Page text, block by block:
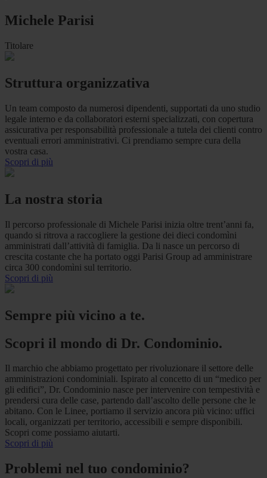
Michele Parisi
Titolare
Struttura organizzativa
Un team composto da numerosi dipendenti, supportati da uno studio
legale interno e da collaboratori esterni specializzati, con copertura
assicurativa per responsabilità professionale a tutela dei clienti contro
eventuali errori amministrativi. Ci prendiamo sempre cura della
vostra casa.
Scopri di più
La nostra storia
Il percorso professionale di Michele Parisi inizia oltre trent’anni fa,
quando si ritrova a raccogliere la gestione dei dieci condomìni
amministrati dall’attività di famiglia. Da li nasce un percorso di
crescita costante che ha portato oggi Parisi Group ad amministrare
circa 300 condomìni sul territorio.
Scopri di più
Sempre più vicino a te.
Scopri il mondo di Dr. Condominio.
Il marchio che abbiamo progettato per rivoluzionare il settore delle
amministrazioni condominiali. Ispirato al concetto di un “medico per
gli edifici”, Dr. Condominio nasce per intervenire con tempestività e
prendersi cura delle case, partendo dall’ascolto delle persone che le
abitano. Con le Linee, portiamo il servizio ancora più vicino: uffici
locali, organizzati per territorio, accessibili e sempre disponibili.
Scopri come possiamo aiutarti.
Scopri di più
Problemi nel tuo condominio?